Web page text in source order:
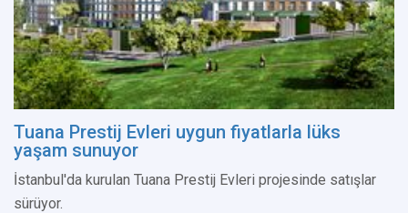
Tuana Prestij Evleri uygun fiyatlarla lüks
yaşam sunuyor
İstanbul'da kurulan Tuana Prestij Evleri projesinde satışlar
sürüyor.